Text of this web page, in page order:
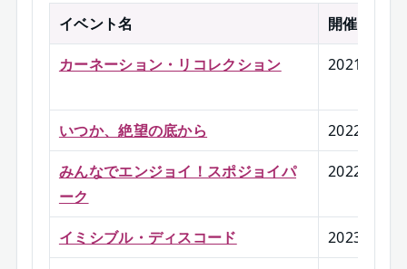
イベント名 開催
カーネーション・リコレクション 2021/6
いつか、絶望の底から 2022/1
みんなでエンジョイ！スポジョイパ
ーク
2022/6
イミシブル・ディスコード 2023/3